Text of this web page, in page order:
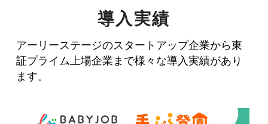
導入実績
アーリーステージのスタートアップ企業から東
証プライム上場企業まで様々な導入実績があり
ます。